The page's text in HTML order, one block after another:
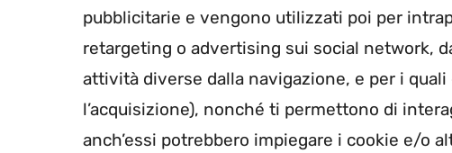
pubblicitarie e vengono utilizzati poi per
retargeting o advertising sui social network,
attività diverse dalla navigazione, e per i
l’acquisizione), nonché ti permettono di
anch’essi potrebbero impiegare i cookie e/o